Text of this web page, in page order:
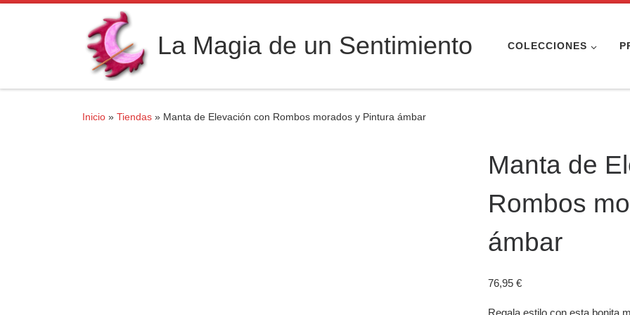
Saltar al contenido
La Magia de un Sentimiento COLECCIONES
Inicio » Tiendas » Manta de Elevación con Rombos morados y Pintura ámbar
Manta de
Rombos
ámbar
76,95€
Regala estilo con esta bonita